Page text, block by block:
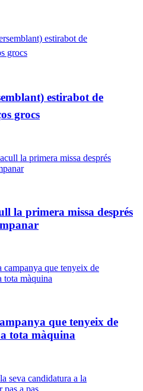
estirabot de
grocs
la primera missa després
que tenyeix de
tota màquina